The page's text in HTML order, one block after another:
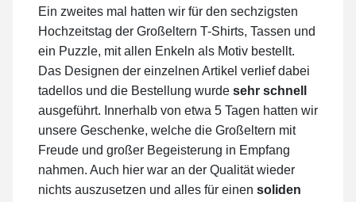
Ein zweites mal hatten wir für den sechzigsten
Hochzeitstag der Großeltern T-Shirts, Tassen und
ein Puzzle, mit allen Enkeln als Motiv bestellt.
Das Designen der einzelnen Artikel verlief dabei
tadellos und die Bestellung wurde sehr schnell
ausgeführt. Innerhalb von etwa 5 Tagen hatten wir
unsere Geschenke, welche die Großeltern mit
Freude und großer Begeisterung in Empfang
nahmen. Auch hier war an der Qualität wieder
nichts auszusetzen und alles für einen soliden